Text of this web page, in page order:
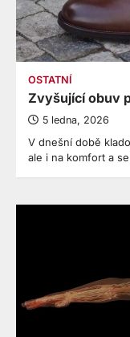
OSTATNÍ
Zvyšující obuv
5 ledna, 2026
V dnešní době
ale i na komfort a